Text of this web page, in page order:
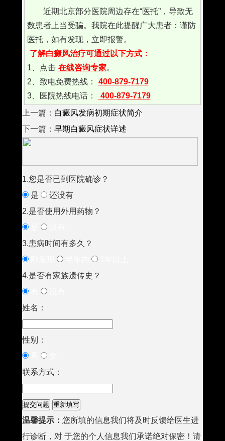
近期北京部分医院周边存在“医托”，导致无
数患者上当受骗。我院在此提醒广大患者：谨防
医托，如有发现，立即报警。
了解白癜风治疗可通过以下方式：
1、点击 在线咨询专家。
2、致电免费热线：
400-879-7179
3、医院热线电话：
400-879-7179
上一篇： 白癜风发病初期症状简介
下一篇： 早期白癜风症状详述
1.您是否已到医院确诊？
是
还没有
2.是否使用外用药物？
3.患病时间有多久？
4.是否有家族遗传史？
姓名：
性别：
联系方式：
温馨提示： 您所填的信息我们将及时反馈给医生进
行诊断，对 于您的个人信息我们承诺绝对保密！请